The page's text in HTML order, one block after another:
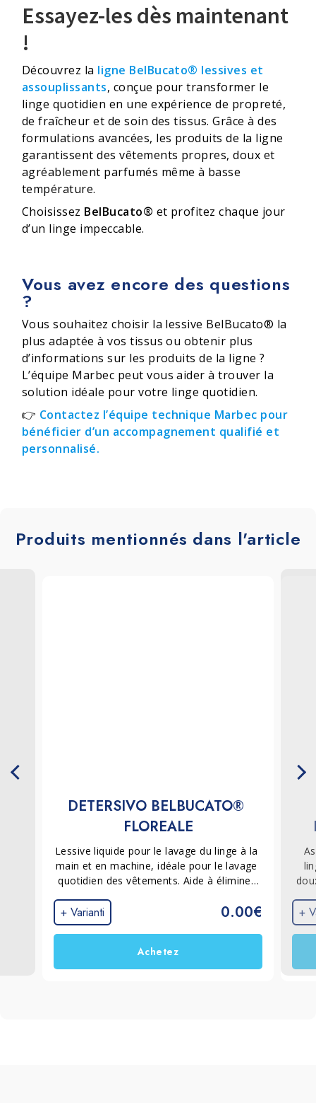
Essayez-les dès maintenant
!
Découvrez la ligne BelBucato® lessives et
assouplissants, conçue pour transformer le
linge quotidien en une expérience de propreté,
de fraîcheur et de soin des tissus. Grâce à des
formulations avancées, les produits de la ligne
garantissent des vêtements propres, doux et
agréablement parfumés même à basse
température.
Choisissez BelBucato® et profitez chaque jour
d’un linge impeccable.
Vous avez encore des questions
?
Vous souhaitez choisir la lessive BelBucato® la
plus adaptée à vos tissus ou obtenir plus
d’informations sur les produits de la ligne ?
L’équipe Marbec peut vous aider à trouver la
solution idéale pour votre linge quotidien.
👉 Contactez l’équipe technique Marbec pour
bénéficier d’un accompagnement qualifié et
personnalisé.
Produits mentionnés dans l'article
DETERSIVO BELBUCATO®
FLOREALE
Lessive liquide pour le lavage du linge à la
main et en machine, idéale pour le lavage
quotidien des vêtements. Aide à éliminer
et laisse sur les tissus un frais et
persistant parfum floral.
+ Varianti 0.00€
Achetez
+